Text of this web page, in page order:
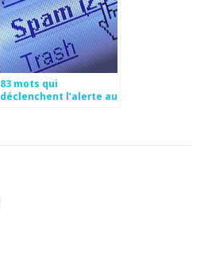
83 mots qui
déclenchent l’alerte au